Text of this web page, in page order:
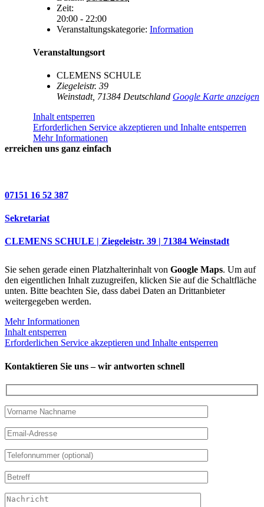
Zeit:
20:00 - 22:00
Veranstaltungskategorie: Information
Veranstaltungsort
CLEMENS SCHULE
Ziegeleistr. 39
Weinstadt, 71384 Deutschland Google Karte anzeigen
Inhalt entsperren
Erforderlichen Service akzeptieren und Inhalte entsperren
Mehr Informationen
erreichen uns ganz einfach
07151 16 52 387
Sekretariat
CLEMENS SCHULE | Ziegeleistr. 39 | 71384 Weinstadt
Sie sehen gerade einen Platzhalterinhalt von Google Maps. Um auf
den eigentlichen Inhalt zuzugreifen, klicken Sie auf die Schaltfläche
unten. Bitte beachten Sie, dass dabei Daten an Drittanbieter
weitergegeben werden.
Mehr Informationen
Inhalt entsperren
Erforderlichen Service akzeptieren und Inhalte entsperren
Kontaktieren Sie uns – wir antworten schnell